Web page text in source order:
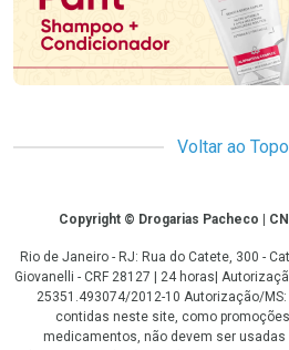
Voltar ao Topo
CopyrightCopyright © Drogarias Pacheco |
Rio de Janeiro - RJ: Rua do Catete, 300 -
Giovanelli - CRF 28127 | 24 horas|
25351.493074/2012-10 Autorização/
contidas neste site, como
medicamentos, não devem ser